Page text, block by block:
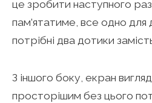
це зробити наступного
пам’ятатиме, все одно для
потрібні два дотики
З іншого боку, екран
просторішим без цього